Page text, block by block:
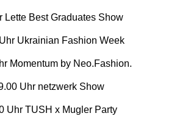
Lette Best Graduates Show
Ukrainian Fashion Week
Momentum by Neo.Fashion.
Uhr netzwerk Show
Uhr TUSH x Mugler Party